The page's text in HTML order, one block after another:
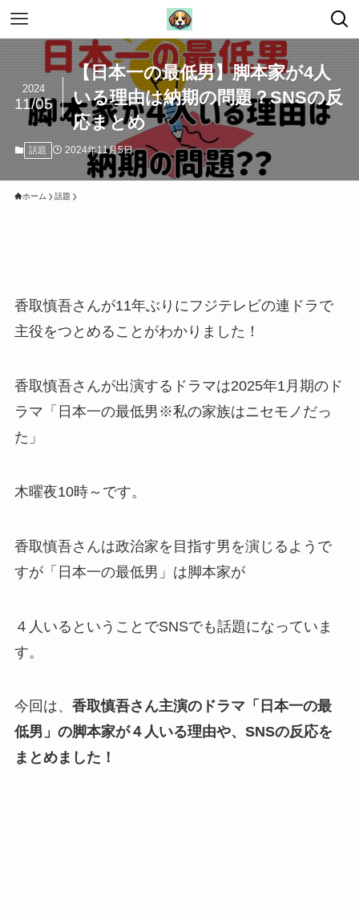
【日本一の最低男】脚本家が4人
いる理由は納期の問題？SNSの反
応まとめ
2024
11/05
話題 2024年11月5日
ホーム 話題
香取慎吾さんが11年ぶりにフジテレビの連ドラで
主役をつとめることがわかりました！
香取慎吾さんが出演するドラマは2025年1月期のド
ラマ「日本一の最低男※私の家族はニセモノだっ
た」
木曜夜10時～です。
香取慎吾さんは政治家を目指す男を演じるようで
すが「日本一の最低男」は脚本家が
４人いるということでSNSでも話題になっていま
す。
今回は、 香取慎吾さん主演のドラマ「日本一の最
低男」の脚本家が４人いる理由や、SNSの反応を
まとめました！